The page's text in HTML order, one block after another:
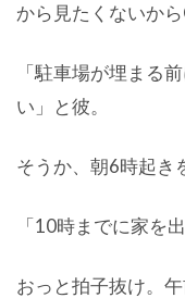
から見たくないか
「駐車場が埋まる
い」と彼。
そうか、朝6時起き
「10時までに家を
おっと拍子抜け。